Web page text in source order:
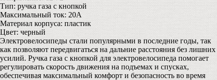
Тип: ручка газа с кнопкой
Максимальный ток: 20A
Материал корпуса: пластик
Цвет: черный
Электровелосипеды стали популярными в последние годы, так
как позволяют передвигаться на дальние расстояния без лишних
усилий. Ручка газа с кнопкой для электровелосипеда помогает
регулировать скорость движения на подъемах и спусках,
обеспечивая максимальный комфорт и безопасность во время